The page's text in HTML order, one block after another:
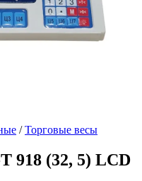
/Торговые весы
918 (32, 5) LCD